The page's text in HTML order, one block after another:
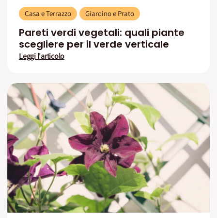
Casa e Terrazzo Giardino e Prato
Pareti verdi vegetali: quali piante
scegliere per il verde verticale
Leggi l'articolo